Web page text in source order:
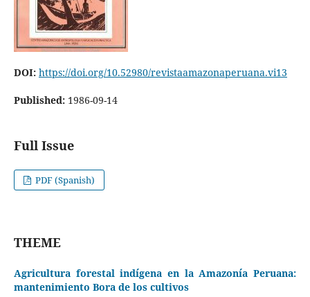
DOI: https://doi.org/10.52980/revistaamazonaperuana.vi13
Published: 1986-09-14
Full Issue
PDF (Spanish)
THEME
Agricultura forestal indígena en la Amazonía Peruana:
mantenimiento Bora de los cultivos